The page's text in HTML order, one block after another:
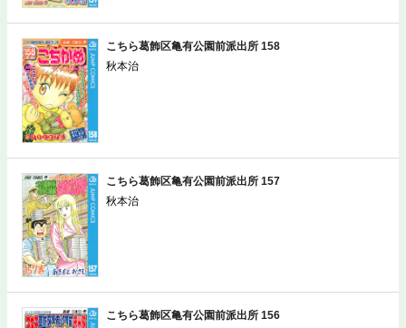
こちら葛飾区亀有公園前派出所 158
秋本治
こちら葛飾区亀有公園前派出所 157
秋本治
こちら葛飾区亀有公園前派出所 156